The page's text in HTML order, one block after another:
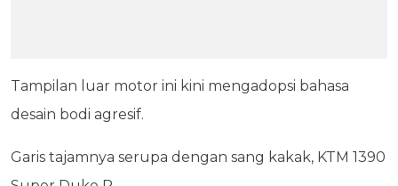
Tampilan luar motor ini kini mengadopsi bahasa
desain bodi agresif.
Garis tajamnya serupa dengan sang kakak, KTM 1390